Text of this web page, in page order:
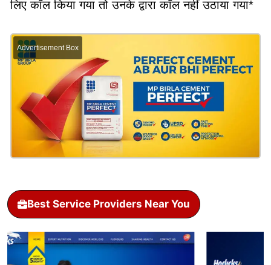
लिए कॉल किया गया तो उनके द्वारा कॉल नहीं उठाया गया*
Advertisement Box
Best Service Providers Near You